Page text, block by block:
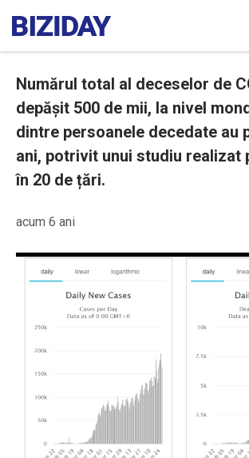
Numărul total al deceselor de
depășit 500 de mii, la nivel
dintre persoanele decedate au
ani, potrivit unui studiu realizat
în 20 de țări.
acum 6 ani